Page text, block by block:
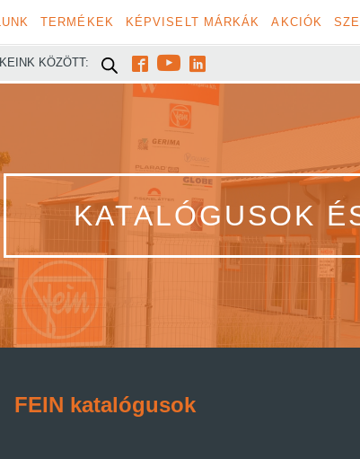
TERMÉKEK KÉPVISELT MÁRKÁK AKCIÓK
KÖZÖTT:   
KATALÓGUSOK
FEIN katalógusok